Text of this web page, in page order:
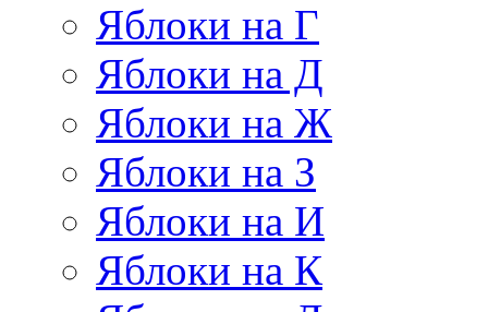
Яблоки на Г
Яблоки на Д
Яблоки на Ж
Яблоки на З
Яблоки на И
Яблоки на К